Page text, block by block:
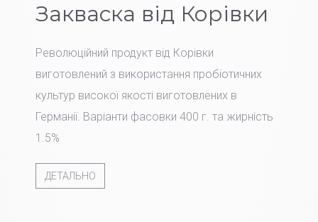
Закваска від Корівки
Революційний продукт від Корівки
виготовлений з використання пробіотичних
культур високої якості виготовлених в
Германії. Варіанти фасовки 400 г. та жирність
1.5%
ДЕТАЛЬНО